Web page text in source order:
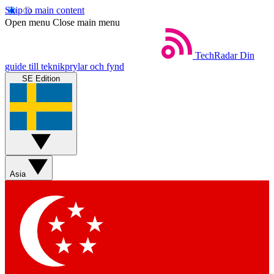
Skip to main content
Open menu Close main menu
TechRadar Din
guide till teknikprylar och fynd
SE Edition
Asia